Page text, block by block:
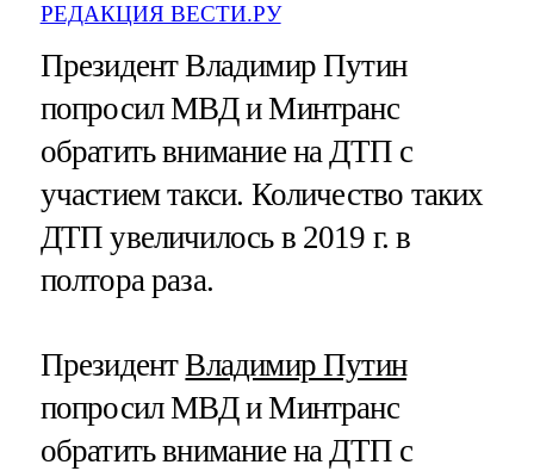
РЕДАКЦИЯ ВЕСТИ.РУ
Президент Владимир Путин
попросил МВД и Минтранс
обратить внимание на ДТП с
участием такси. Количество таких
ДТП увеличилось в 2019 г. в
полтора раза.
ПрезидентВладимир Путин
попросил МВД и Минтранс
обратить внимание на ДТП с